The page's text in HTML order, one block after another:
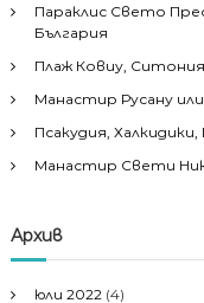
Параклис Свето
България
Плаж Ковиу,
Манастир Русану
Псакудия, Халкидики,
Манастир Свети
Архив
юли 2022 (4)